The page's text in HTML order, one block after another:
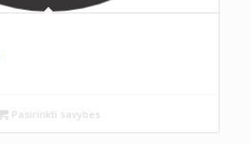
Pasirinkti savybes